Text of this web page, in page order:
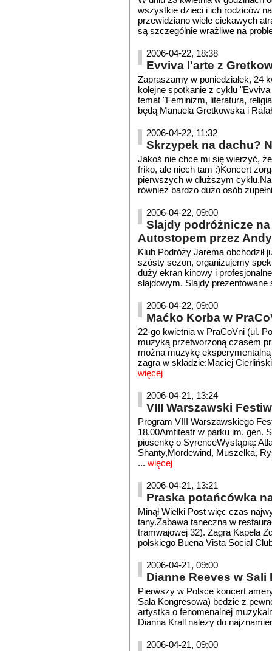
wszystkie dzieci i ich rodziców
przewidziano wiele ciekawych
są szczególnie wrażliwe na
2006-04-22, 18:38
Evviva l'arte z
Zapraszamy w poniedziałek, 24
kolejne spotkanie z cyklu
temat "Feminizm, literatura,
będą Manuela Gretkowska i
2006-04-22, 11:32
Skrzypek na dachu?
Jakoś nie chce mi się wierzyć,
friko, ale niech tam :)Koncert
pierwszych w dłuższym
również bardzo dużo osób
2006-04-22, 09:00
Slajdy podróżnicze
Autostopem przez
Klub Podróży Jarema obchodził
szósty sezon, organizujemy
duży ekran kinowy i
slajdowym. Slajdy prezentowane
2006-04-22, 09:00
Maćko Korba w
22-go kwietnia w PraCoVni (ul.
muzyką przetworzoną czasem
można muzykę
zagra w składzie:Maciej
więcej
2006-04-21, 13:24
VIII Warszawski
Program VIII Warszawskiego
18.00Amfiteatr w parku im. gen.
piosenkę o SyrenceWystąpią:
Shanty,Mordewind, Muszelka,
... więcej
2006-04-21, 13:21
Praska potańcówka
Minął Wielki Post więc czas
tany.Zabawa taneczna w
tramwajowej 32). Zagra Kapela
polskiego Buena Vista Social
2006-04-21, 09:00
Dianne Reeves w
Pierwszy w Polsce koncert
Sala Kongresowa) bedzie z
artystka o fenomenalnej
Dianna Krall nalezy do
2006-04-21, 09:00